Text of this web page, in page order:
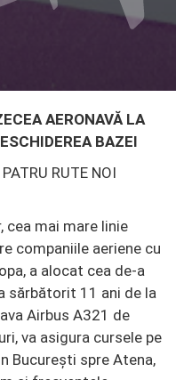
AERONAVĂ LA
BAZEI
RUTE NOI
cea mai mare linie
companiile aeriene cu
a alocat cea de-a
sărbătorit 11 ani de la
Airbus A321 de
va asigura cursele pe
București spre Atena,